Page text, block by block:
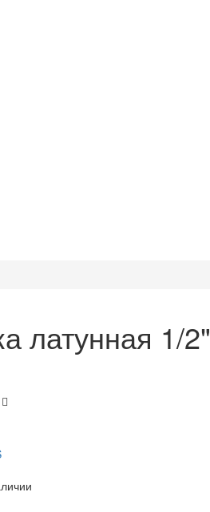
латунная 1/2"